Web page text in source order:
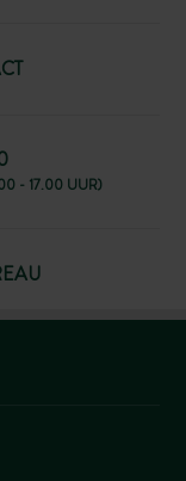
- 17.00 UUR)